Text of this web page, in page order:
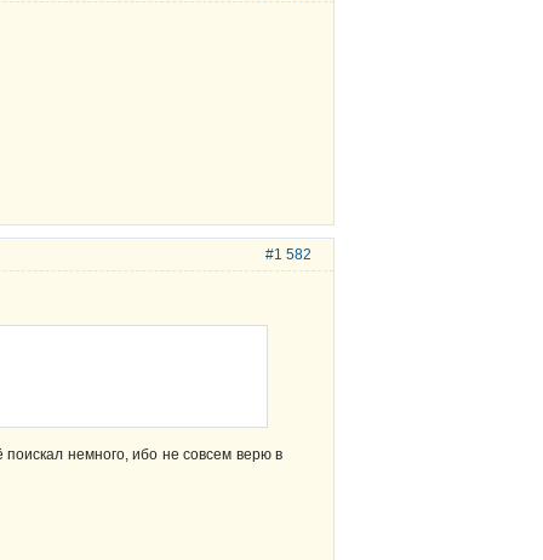
#1 582
немного, ибо не совсем верю в